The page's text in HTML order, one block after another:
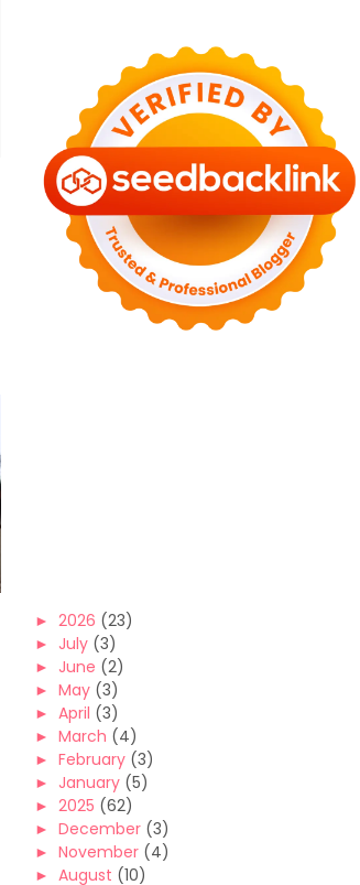
► 2026 (23)
► July (3)
► June (2)
► May (3)
► April (3)
► March (4)
► February (3)
► January (5)
► 2025 (62)
► December (3)
► November (4)
► August (10)